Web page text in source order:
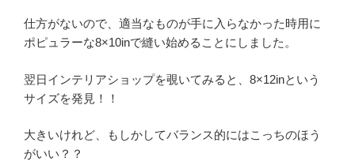
仕方がないので、適当なものが手に入らなかった時用に
ポピュラーな8×10inで縫い始めることにしました。
翌日インテリアショップを覗いてみると、8×12inという
サイズを発見！！
大きいけれど、もしかしてバランス的にはこっちのほう
がいい？？